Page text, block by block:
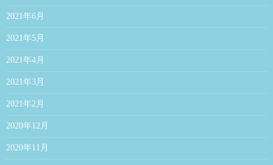
2021年6月
2021年5月
2021年4月
2021年3月
2021年2月
2020年12月
2020年11月